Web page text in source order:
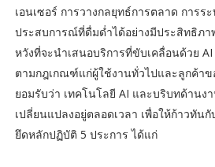
เอนเซอร์ การวางกลยุทธ์การตลาด การร
ประสบการณ์ที่ดื่มด่ำได้อย่างมีประสิทธิภา
หวังที่จะนำเสนอบริการที่ขับเคลื่อนด้วย
ตามกฎเกณฑ์แก่ผู้ใช้งานทั่วไปและลูกค้า
ยอมรับว่า เทคโนโลยี AI และบริบทด้านง
เปลี่ยนแปลงอยู่ตลอดเวลา เพื่อให้ก้าวทันกั
ยึดหลักปฏิบัติ 5 ประการ ได้แก่